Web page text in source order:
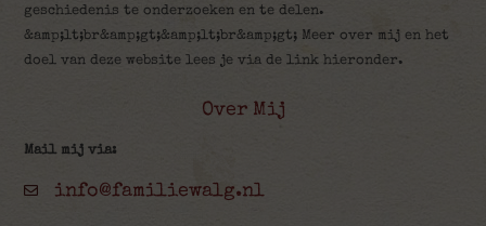
geschiedenis te onderzoeken en te delen.
&amp;lt;br&amp;gt;&amp;lt;br&amp;gt; Meer over mij en het
doel van deze website lees je via de link hieronder.
Over Mij
Mail mij via:
info@familiewalg.nl